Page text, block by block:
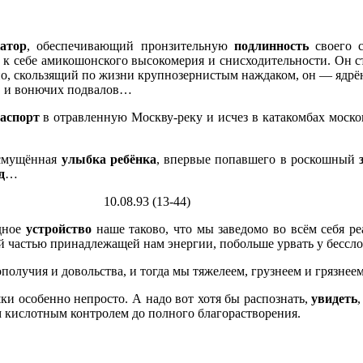
, обеспечивающий пронзительную подлинностьсвоего
себе амикошонского высокомерия и снисходительности. Он
скользящий по жизни крупнозернистым наждаком, он —
и вонючих подвалов…
в отравленную Москву-реку и исчез в катакомбах
улыбка ребёнка, впервые попавшего в роскошный
…
44)
устройствонаше таково, что мы заведомо во всём себя
частью принадлежащей нам энергии, побольше урвать у
и довольства, и тогда мы тяжелеем, грузнеем и
особенно непросто. А надо вот хотя бы распознать,увидеть
контролем до полного благорастворения.